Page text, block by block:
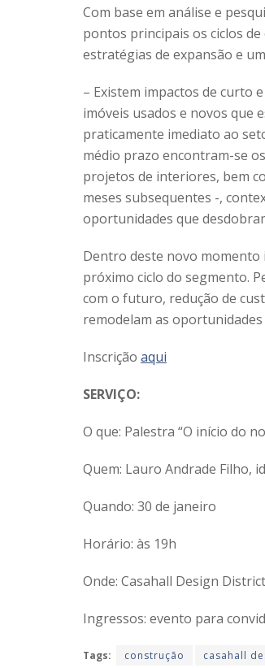
Com base em análise e
pontos principais os ciclos
estratégias de expansão e
– Existem impactos de curto
imóveis usados e novos que
praticamente imediato ao
médio prazo encontram-se
projetos de interiores, bem
meses subsequentes -,
oportunidades que
Dentro deste novo momento
próximo ciclo do segmento.
com o futuro, redução de
remodelam as
Inscrição aqui
SERVIÇO:
O que: Palestra “O início do
Quem: Lauro Andrade Filho,
Quando: 30 de janeiro
Horário: às 19h
Onde: Casahall Design
Ingressos: evento para
Tags: construção casahall